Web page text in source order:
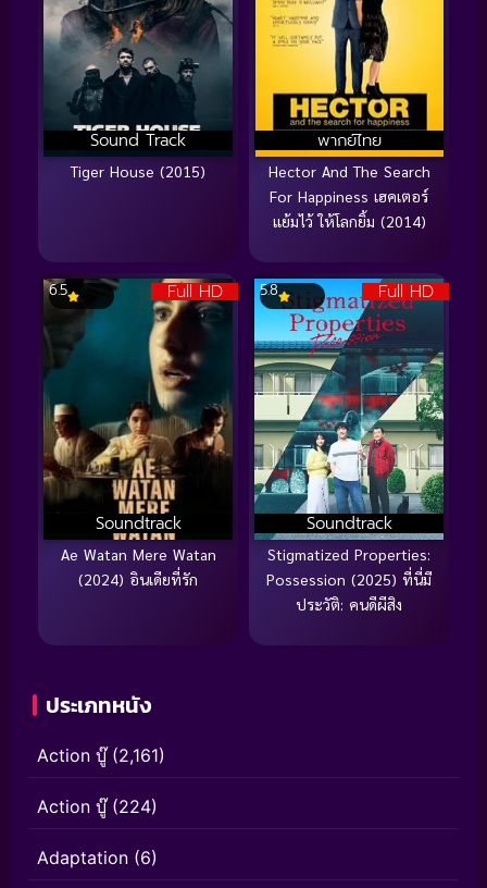
Sound Track
Tiger House (2015)
พากย์ไทย
Hector And The Search
For Happiness เฮคเตอร์
แย้มไว้ ให้โลกยิ้ม (2014)
Full HD
Soundtrack
6.5
Ae Watan Mere Watan
(2024) อินเดียที่รัก
Full HD
Soundtrack
5.8
Stigmatized Properties:
Possession (2025) ที่นี่มี
ประวัติ: คนดีผีสิง
ประเภทหนัง
Action บู๊(2,161)
Action บู๊(224)
Adaptation (6)